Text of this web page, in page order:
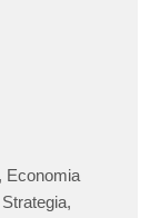
Economia